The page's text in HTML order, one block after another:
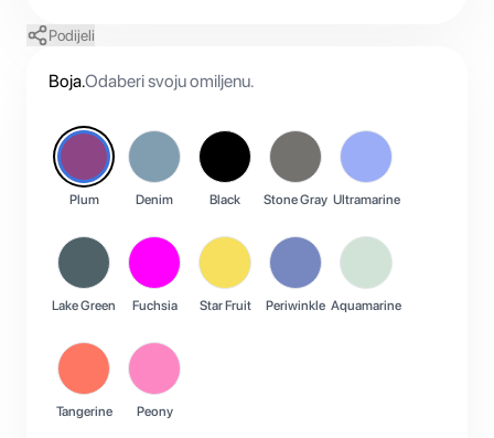
Podijeli
Boja.Odaberi svoju omiljenu.
Plum Denim Black Stone Gray Ultramarine
Lake Green Fuchsia Star Fruit Periwinkle Aquamarine
Tangerine Peony